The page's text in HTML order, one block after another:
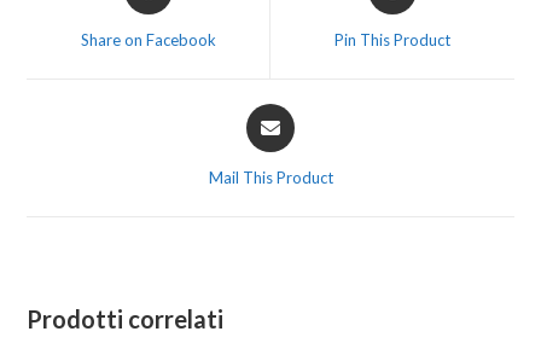
Share on Facebook Pin This Product
Mail This Product
Prodotti correlati